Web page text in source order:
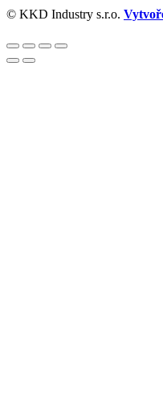
© KKD Industry s.r.o.